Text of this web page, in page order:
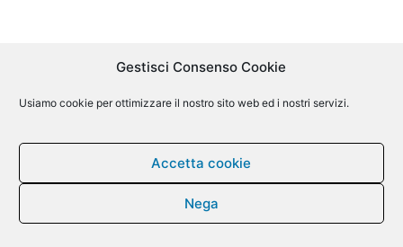
Gestisci Consenso Cookie
Usiamo cookie per ottimizzare il nostro sito web ed i nostri servizi.
Accetta cookie
Nega